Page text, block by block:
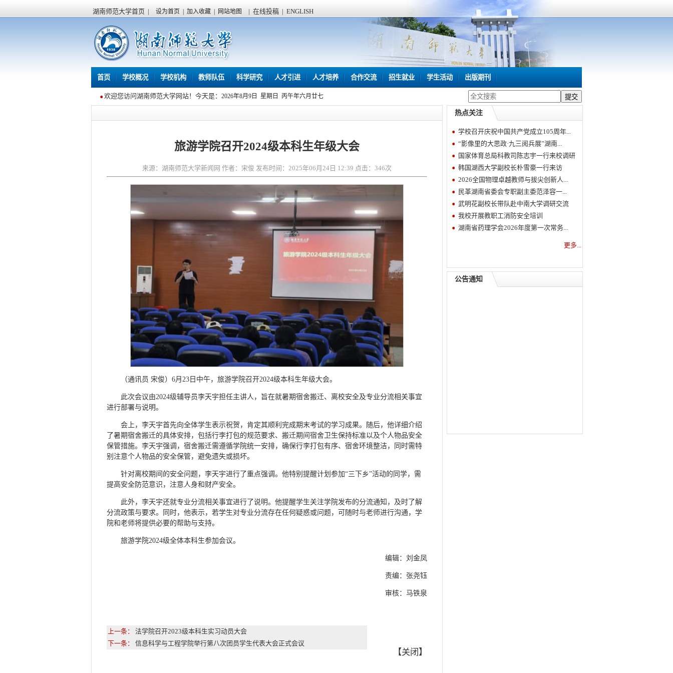
湖南师范大学首页 | 设为首页 加入收藏 网站地图 | 在线投稿 | ENGLISH
首页 学校概况 学校机构 教师队伍 科学研究 人才引进 人才培养 合作交流 招生就业 学生活动 出版期刊
欢迎您访问湖南师范大学网站！今天是： 2026年8月9日 星期日 丙午年六月廿七
旅游学院召开2024级本科生年级大会
来源：湖南师范大学新闻网 作者：宋俊 发布时间：2025年06月24日 12:39 点击： 346次
（通讯员 宋俊）6月23日中午，旅游学院召开2024级本科生年级大会。
此次会议由2024级辅导员李天宇担任主讲人，旨在就暑期宿舍搬迁、离校安全及专业分流相关事宜
进行部署与说明。
会上，李天宇首先向全体学生表示祝贺，肯定其顺利完成期末考试的学习成果。随后，他详细介绍
了暑期宿舍搬迁的具体安排，包括行李打包的规范要求、搬迁期间宿舍卫生保持标准以及个人物品安全
保管措施。李天宇强调，宿舍搬迁需遵循学院统一安排，确保行李打包有序、宿舍环境整洁，同时需特
别注意个人物品的安全保管，避免遗失或损坏。
针对离校期间的安全问题，李天宇进行了重点强调。他特别提醒计划参加“三下乡”活动的同学，需
提高安全防范意识，注意人身和财产安全。
此外，李天宇还就专业分流相关事宜进行了说明。他提醒学生关注学院发布的分流通知，及时了解
分流政策与要求。同时，他表示，若学生对专业分流存在任何疑惑或问题，可随时与老师进行沟通，学
院和老师将提供必要的帮助与支持。
旅游学院2024级全体本科生参加会议。
编辑：刘金凤
责编：张尧钰
审核：马铁泉
上一条： 法学院召开2023级本科生实习动员大会
下一条： 信息科学与工程学院举行第八次团员学生代表大会正式会议
【关闭 】
热点关注
学校召开庆祝中国共产党成立105周年...
“影像里的大思政·九三阅兵展”湖南...
国家体育总局科教司陈志宇一行来校调研
韩国湖西大学副校长朴雪豪一行来访
2026全国物理卓越教师与拔尖创新人...
民革湖南省委会专职副主委范泽容一...
武明花副校长带队赴中南大学调研交流
我校开展教职工消防安全培训
湖南省药理学会2026年度第一次常务...
更多...
公告通知